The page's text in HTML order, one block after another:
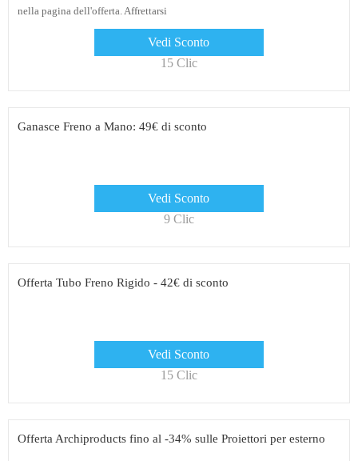
nella pagina dell'offerta. Affrettarsi
Vedi Sconto
15 Clic
Ganasce Freno a Mano: 49€ di sconto
Vedi Sconto
9 Clic
Offerta Tubo Freno Rigido - 42€ di sconto
Vedi Sconto
15 Clic
Offerta Archiproducts fino al -34% sulle Proiettori per esterno